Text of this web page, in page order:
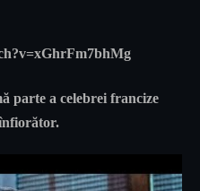
parte a celebrei francize